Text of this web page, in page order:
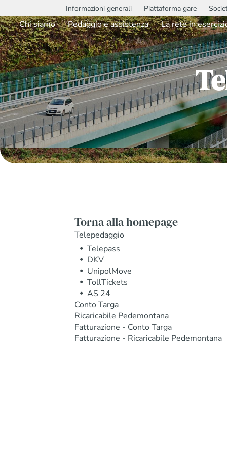
Informazioni generali Piattaforma gare
Chi siamo Pedaggio e assistenza La rete in
Torna alla homepage
Telepedaggio
Telepass
DKV
UnipolMove
TollTickets
AS 24
Conto Targa
Ricaricabile Pedemontana
Fatturazione - Conto Targa
Fatturazione - Ricaricabile Pedemontana